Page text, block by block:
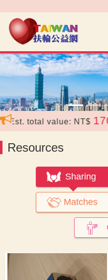
‹
value: NT$
Resources
Sharing
Matches